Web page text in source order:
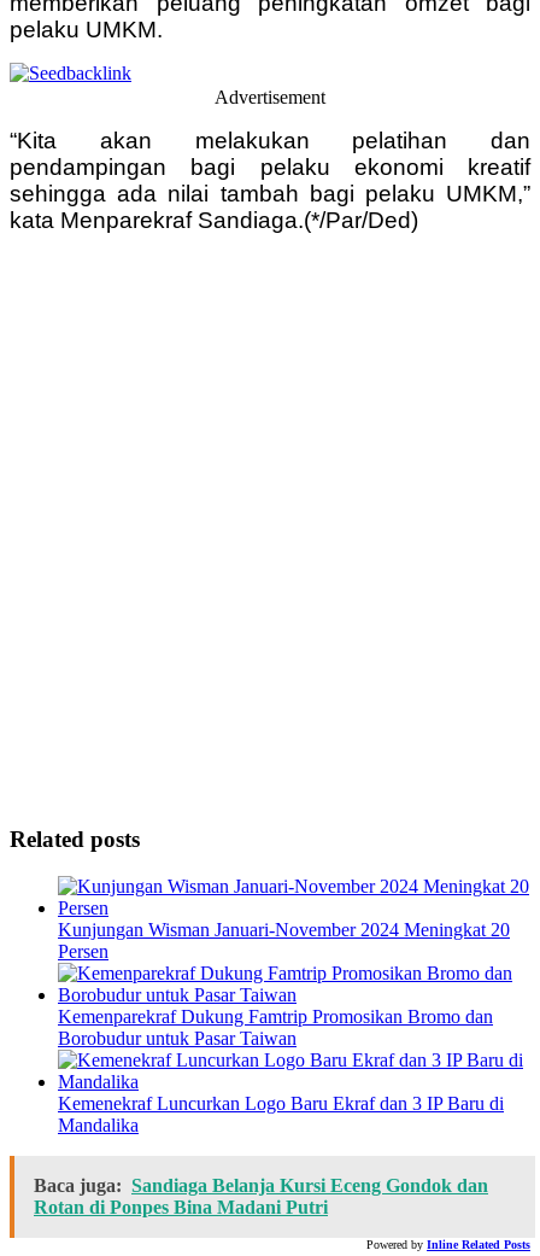
pelaku UMKM.
Advertisement
“Kita akan melakukan pelatihan dan
pendampingan bagi pelaku ekonomi kreatif
sehingga ada nilai tambah bagi pelaku UMKM,”
kata Menparekraf Sandiaga.(*/Par/Ded)
Related posts
Kunjungan Wisman Januari-November 2024 Meningkat 20
Persen
Kemenparekraf Dukung Famtrip Promosikan Bromo dan
Borobudur untuk Pasar Taiwan
Kemenekraf Luncurkan Logo Baru Ekraf dan 3 IP Baru di
Mandalika
Baca juga: Sandiaga Belanja Kursi Eceng Gondok dan
Rotan di Ponpes Bina Madani Putri
Powered by Inline Related Posts